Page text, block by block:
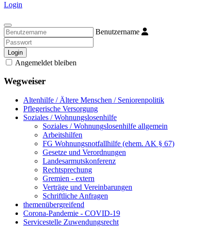
Login
Benutzername
Login
Angemeldet bleiben
Wegweiser
Altenhilfe / Ältere Menschen / Seniorenpolitik
Pflegerische Versorgung
Soziales / Wohnungslosenhilfe
Soziales / Wohnungslosenhilfe allgemein
Arbeitshilfen
FG Wohnungsnotfallhilfe (ehem. AK § 67)
Gesetze und Verordnungen
Landesarmutskonferenz
Rechtsprechung
Gremien - extern
Verträge und Vereinbarungen
Schriftliche Anfragen
themenübergreifend
Corona-Pandemie - COVID-19
Servicestelle Zuwendungsrecht